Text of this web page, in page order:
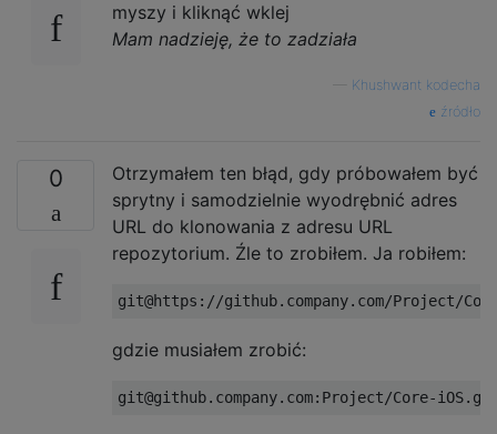
myszy i kliknąć wklej
Mam nadzieję, że to zadziała
Khushwant kodecha
źródło
0
Otrzymałem ten błąd, gdy próbowałem być
sprytny i samodzielnie wyodrębnić adres
URL do klonowania z adresu URL
repozytorium. Źle to zrobiłem. Ja robiłem:
gdzie musiałem zrobić: